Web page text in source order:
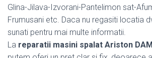
Glina-Jilava-Izvorani-Pantelimon sat-
Frumusani etc. Daca nu regasiti locatia
sunati pentru mai multe informatii.
La reparatii masini spalat Ariston